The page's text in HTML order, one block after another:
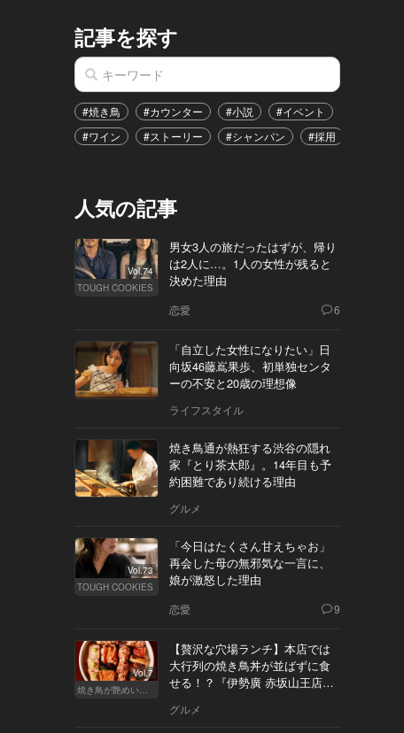
記事を探す
#焼き鳥 #カウンター #小説 #イベント
#ワイン
#ストーリー #シャンパン #採用
人気の記事
Vol.74
TOUGH COOKIES
男女3人の旅だったはずが、帰り
は2人に…。1人の女性が残ると
決めた理由
恋愛 6
「自立した女性になりたい」日
向坂46藤嶌果歩、初単独センタ
ーの不安と20歳の理想像
ライフスタイル
焼き鳥通が熱狂する渋谷の隠れ
家『とり茶太郎』。14年目も予
約困難であり続ける理由
グルメ
Vol.73
TOUGH COOKIES
「今日はたくさん甘えちゃお」
再会した母の無邪気な一言に、
娘が激怒した理由
恋愛 9
Vol.7
焼き鳥が艶めいてきた
【贅沢な穴場ランチ】本店では
大行列の焼き鳥丼が並ばずに食
せる！？『伊勢廣 赤坂山王店』
グルメ